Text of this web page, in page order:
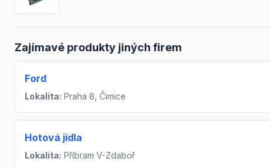
Zajímavé produkty jiných firem
Ford
Lokalita: Praha 8, Čimice
Hotová jídla
Lokalita: Příbram V-Zdaboř